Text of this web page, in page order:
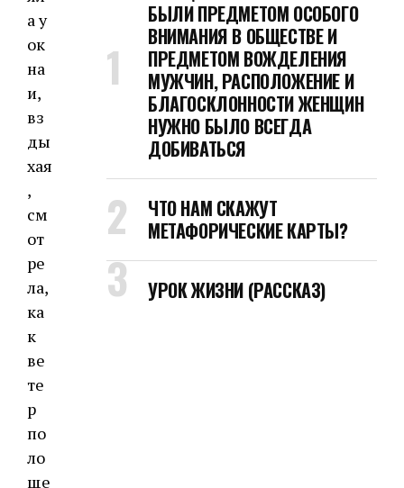
а у
ок
на
и,
вз
ды
хая
,
см
от
ре
ла,
ка
к
ве
те
р
по
ло
ще
БЫЛИ ПРЕДМЕТОМ ОСОБОГО
ВНИМАНИЯ В ОБЩЕСТВЕ И
ПРЕДМЕТОМ ВОЖДЕЛЕНИЯ
МУЖЧИН, РАСПОЛОЖЕНИЕ И
БЛАГОСКЛОННОСТИ ЖЕНЩИН
НУЖНО БЫЛО ВСЕГДА
ДОБИВАТЬСЯ
ЧТО НАМ СКАЖУТ
МЕТАФОРИЧЕСКИЕ КАРТЫ?
УРОК ЖИЗНИ (РАССКАЗ)